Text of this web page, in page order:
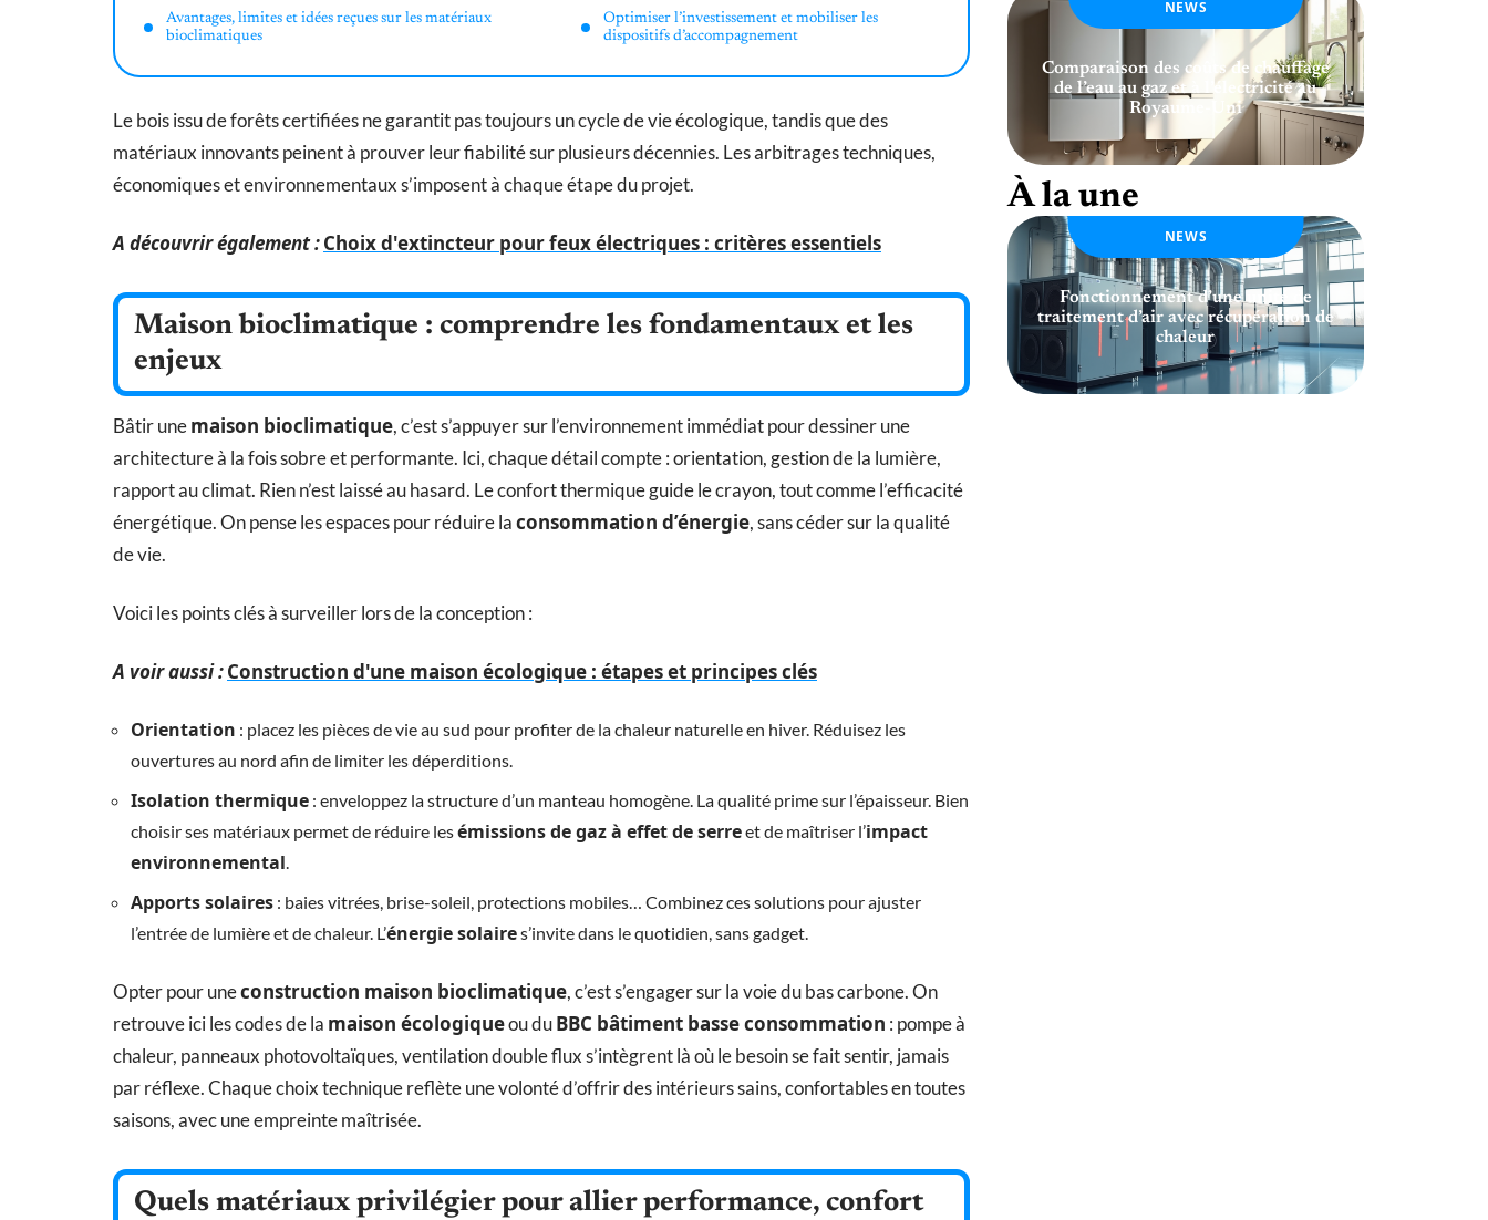
Avantages, limites et idées reçues sur les matériaux
bioclimatiques
Optimiser l’investissement et mobiliser les
dispositifs d’accompagnement
Le bois issu de forêts certifiées ne garantit pas toujours un cycle de vie écologique, tandis que des
matériaux innovants peinent à prouver leur fiabilité sur plusieurs décennies. Les arbitrages techniques,
économiques et environnementaux s’imposent à chaque étape du projet.
A découvrir également :Choix d'extincteur pour feux électriques : critères essentiels
Maison bioclimatique : comprendre les fondamentaux et les
enjeux
Bâtir unemaison bioclimatique, c’est s’appuyer sur l’environnement immédiat pour dessiner une
architecture à la fois sobre et performante. Ici, chaque détail compte : orientation, gestion de la lumière,
rapport au climat. Rien n’est laissé au hasard. Le confort thermique guide le crayon, tout comme l’efficacité
énergétique. On pense les espaces pour réduire laconsommation d’énergie, sans céder sur la qualité
de vie.
Voici les points clés à surveiller lors de la conception :
A voir aussi :Construction d'une maison écologique : étapes et principes clés
Orientation : placez les pièces de vie au sud pour profiter de la chaleur naturelle en hiver. Réduisez les
ouvertures au nord afin de limiter les déperditions.
Isolation thermique : enveloppez la structure d’un manteau homogène. La qualité prime sur l’épaisseur. Bien
choisir ses matériaux permet de réduire lesémissions de gaz à effet de serreet de maîtriser l’impact
environnemental.
Apports solaires : baies vitrées, brise-soleil, protections mobiles… Combinez ces solutions pour ajuster
l’entrée de lumière et de chaleur. L’énergie solaires’invite dans le quotidien, sans gadget.
Opter pour uneconstruction maison bioclimatique, c’est s’engager sur la voie du bas carbone. On
retrouve ici les codes de la maison écologiqueou duBBC bâtiment basse consommation : pompe à
chaleur, panneaux photovoltaïques, ventilation double flux s’intègrent là où le besoin se fait sentir, jamais
par réflexe. Chaque choix technique reflète une volonté d’offrir des intérieurs sains, confortables en toutes
saisons, avec une empreinte maîtrisée.
Quels matériaux privilégier pour allier performance, confort
NEWS
Comparaison des coûts de chauffage
de l’eau au gaz et à l’électricité au
Royaume-Uni
À la une
NEWS
Fonctionnement d’une unité de
traitement d’air avec récupération de
chaleur